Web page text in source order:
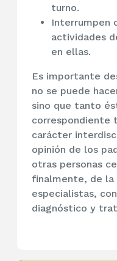
turno.
Interrumpen
actividades
en ellas.
Es importante
no se puede
sino que tanto
correspondiente
carácter
opinión de los
otras personas
finalmente, de la
especialistas,
diagnóstico y